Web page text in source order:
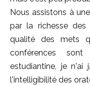
Nous assistons à
par la richesse des
qualité des mets
conférences
estudiantine, je
l'intelligibilité des